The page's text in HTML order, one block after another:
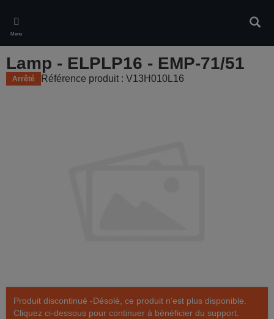
main
content
Menu
Lamp - ELPLP16 - EMP-71/51
Arrêté Référence produit : V13H010L16
Produit discontinué -Désolé, ce produit n’est plus disponible.
Cliquez ci-dessous pour continuer à bénéficier du support.